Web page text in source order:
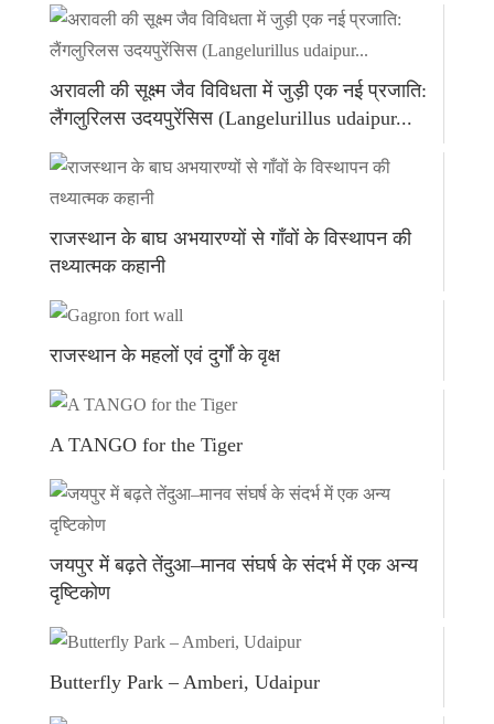
अरावली की सूक्ष्म जैव विविधता में जुड़ी एक नई प्रजाति:
लैंगलुरिलस उदयपुरेंसिस (Langelurillus udaipur...
राजस्थान के बाघ अभयारण्यों से गाँवों के विस्थापन की
तथ्यात्मक कहानी
राजस्थान के महलों एवं दुर्गों के वृक्ष
A TANGO for the Tiger
जयपुर में बढ़ते तेंदुआ–मानव संघर्ष के संदर्भ में एक अन्य
दृष्टिकोण
Butterfly Park – Amberi, Udaipur